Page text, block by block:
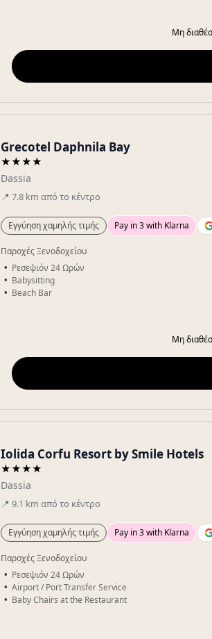
Μη
Grecotel Daphnila Bay
★★★★
Dassia
📍 7.8 km από το κέντρο
Εγγύηση χαμηλής τιμής Pay in 3 with Klarna
Παροχές Ξενοδοχείου
Ρεσεψιόν 24 Ωρών
Babysitting
Beach Bar
Μη
Iolida Corfu Resort by Smile Hotels
★★★★
Dassia
📍 9.1 km από το κέντρο
Εγγύηση χαμηλής τιμής Pay in 3 with Klarna
Παροχές Ξενοδοχείου
Ρεσεψιόν 24 Ωρών
Airport / Port Transfer Service
Baby Chairs at the Restaurant